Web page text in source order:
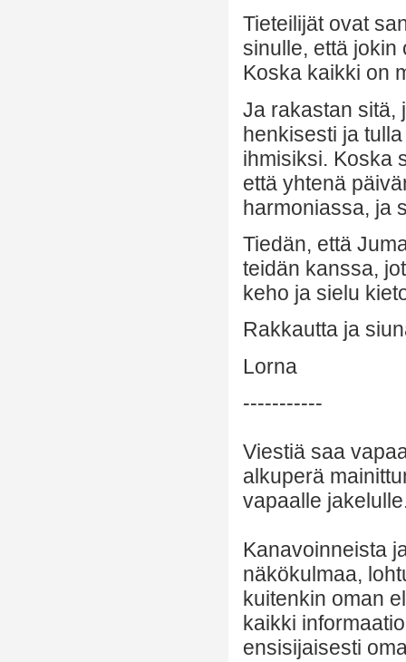
Tieteilijät ovat
sinulle, että jokin
Koska kaikki on
Ja rakastan sitä,
henkisesti ja
ihmisiksi. Koska
että yhtenä
harmoniassa, ja
Tiedän, että
teidän kanssa,
keho ja sielu
Rakkautta ja
Lorna
-----------
Viestiä saa
alkuperä
vapaalle
Kanavoinneista
näkökulmaa,
kuitenkin oman
kaikki
ensisijaisesti